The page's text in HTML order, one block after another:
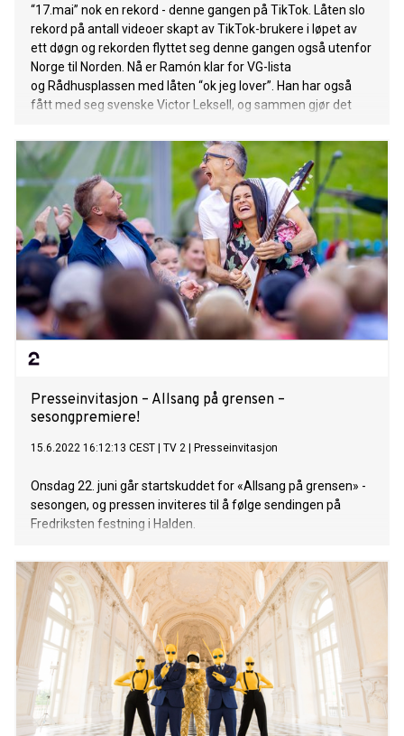
“17.mai” nok en rekord - denne gangen på TikTok. Låten slo
rekord på antall videoer skapt av TikTok-brukere i løpet av
ett døgn og rekorden flyttet seg denne gangen også utenfor
Norge til Norden. Nå er Ramón klar for VG-lista
og Rådhusplassen med låten “ok jeg lover”. Han har også
fått med seg svenske Victor Leksell, og sammen gjør det
de rosa finlandshettene,
Presseinvitasjon – Allsang på grensen –
sesongpremiere!
15.6.2022 16:12:13 CEST TV 2 Presseinvitasjon
Onsdag 22. juni går startskuddet for «Allsang på grensen» -
sesongen, og pressen inviteres til å følge sendingen på
Fredriksten festning i Halden.